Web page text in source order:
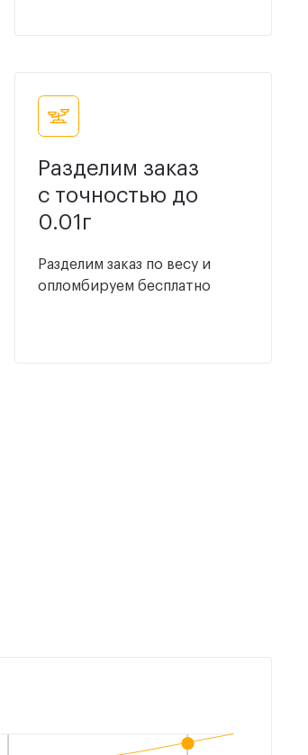
Разделим заказ
с точностью до
0.01г
Разделим заказ по весу и
опломбируем бесплатно